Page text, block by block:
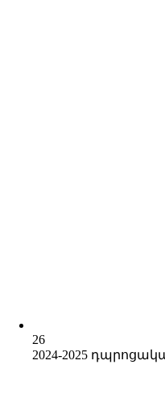
26
2024-2025